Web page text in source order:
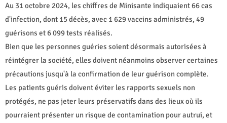
Au 31 octobre 2024, les chiffres de Minisante indiquaient 66 cas
d'infection, dont 15 décès, avec 1 629 vaccins administrés, 49
guérisons et 6 099 tests réalisés.
Bien que les personnes guéries soient désormais autorisées à
réintégrer la société, elles doivent néanmoins observer certaines
précautions jusqu'à la confirmation de leur guérison complète.
Les patients guéris doivent éviter les rapports sexuels non
protégés, ne pas jeter leurs préservatifs dans des lieux où ils
pourraient présenter un risque de contamination pour autrui, et